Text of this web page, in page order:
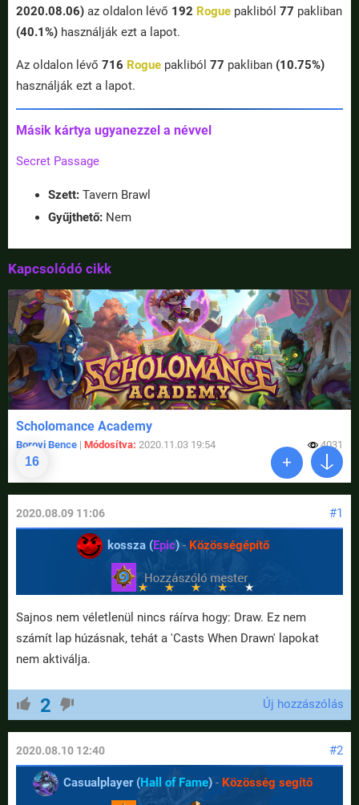
2020.08.06) az oldalon lévő 192 Rogue pakliból 77 pakliban
(40.1%) használják ezt a lapot.
Az oldalon lévő 716 Rogue pakliból 77 pakliban (10.75%)
használják ezt a lapot.
Másik kártya ugyanezzel a névvel
Secret Passage
Szett: Tavern Brawl
Gyűjthető: Nem
Kapcsolódó cikk
16
Scholomance Academy
Borovi Bence | Módosítva: 2020.11.03 19:54 4031
#1
2020.08.09 11:06
kossza (Epic)- Közösségépítő
Sajnos nem véletlenül nincs ráírva hogy: Draw. Ez nem
számít lap húzásnak, tehát a 'Casts When Drawn' lapokat
nem aktiválja.
2 Új hozzászólás
#2
2020.08.10 12:40
Casualplayer (Hall of Fame)- Közösség segítő